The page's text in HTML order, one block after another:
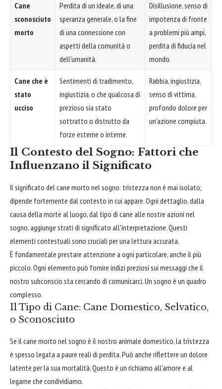
Cane
sconosciuto
morto
Perdita di un ideale, di una
speranza generale, o la fine
di una connessione con
aspetti della comunità o
dell'umanità.
Disillusione, senso di
impotenza di fronte
a problemi più ampi,
perdita di fiducia nel
mondo.
Cane che è
stato
ucciso
Sentimenti di tradimento,
ingiustizia, o che qualcosa di
prezioso sia stato
sottratto o distrutto da
forze esterne o interne.
Rabbia, ingiustizia,
senso di vittima,
profondo dolore per
un'azione compiuta.
Il Contesto del Sogno: Fattori che
Influenzano il Significato
Il significato del cane morto nel sogno: tristezza non è mai isolato;
dipende fortemente dal contesto in cui appare. Ogni dettaglio, dalla
causa della morte al luogo, dal tipo di cane alle nostre azioni nel
sogno, aggiunge strati di significato all'interpretazione. Questi
elementi contestuali sono cruciali per una lettura accurata.
È fondamentale prestare attenzione a ogni particolare, anche il più
piccolo. Ogni elemento può fornire indizi preziosi sui messaggi che il
nostro subconscio sta cercando di comunicarci. Un sogno è un quadro
complesso.
Il Tipo di Cane: Cane Domestico, Selvatico,
o Sconosciuto
Se il cane morto nel sogno è il nostro animale domestico, la tristezza
è spesso legata a paure reali di perdita. Può anche riflettere un dolore
latente per la sua mortalità. Questo è un richiamo all'amore e al
legame che condividiamo.